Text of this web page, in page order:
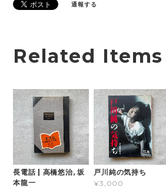
通報する
Related Items
長電話 | 高橋悠治, 坂
本龍一
戸川純の気持ち
¥3,000